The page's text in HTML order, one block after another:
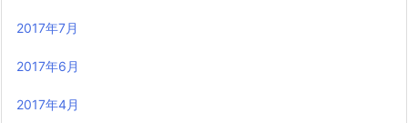
2017年7月
2017年6月
2017年4月